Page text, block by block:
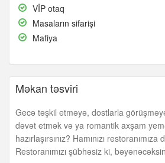
Fi
VİP
otaq
VİP otaq
Masaların
sifarişi
Masaların sifarişi
Mafiya
Mafiya
Məkan təsviri
Gecə təşkil etməyə, dostlarla
dəvət etmək və ya romantik axşam
hazırlaşırsınız? Hamınızı
Restoranımızı şübhəsiz ki,